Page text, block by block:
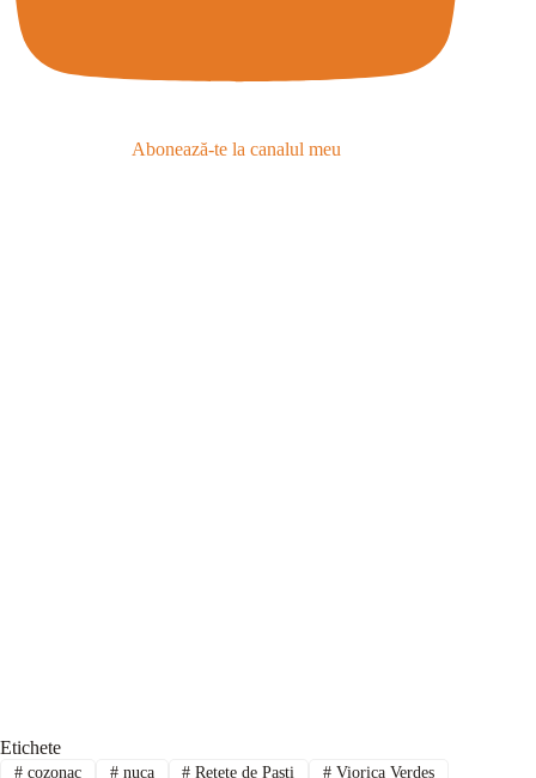
Abonează-te la canalul meu
Etichete
#cozonac #nuca # Rețete de Paști # Viorica Verdes